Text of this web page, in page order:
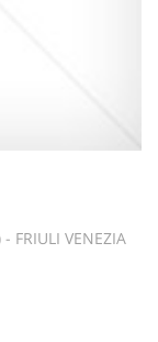
FRIULI VENEZIA